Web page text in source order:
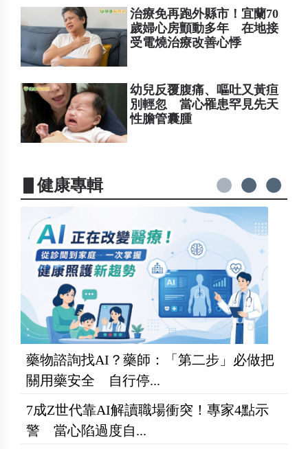
治療免再跑外縣市！宜蘭70
歲婦心房顫動多年 在地接
受電燒治療改善心悸
幼兒反覆腹痛、嘔吐又黃疸
別輕忽 當心罹患罕見先天
性膽管囊腫
▋健康專輯
藥物諮詢找AI？藥師：「第二步」必做把
關用藥安全 自行停...
7成Z世代靠AI解讀職場衝突！專家4點示
警 當心陷過度自...